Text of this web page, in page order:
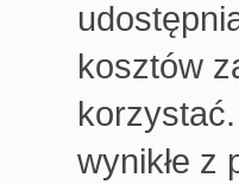
kosztów
wynikłe z